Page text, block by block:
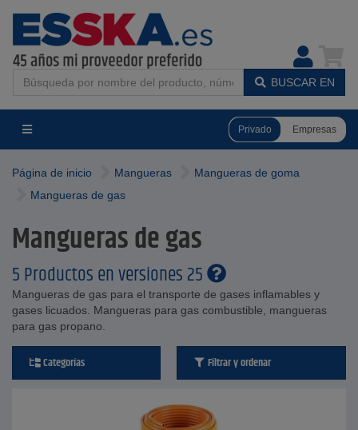
BUSCAR EN
Privado Empresas
Página de inicio Mangueras
Mangueras de goma
Mangueras de gas
Mangueras de gas
5 Productos en versiones 25
Mangueras de gas para el transporte de gases inflamables y
gases licuados. Mangueras para gas combustible, mangueras
para gas propano.
Categorías Filtrar y ordenar